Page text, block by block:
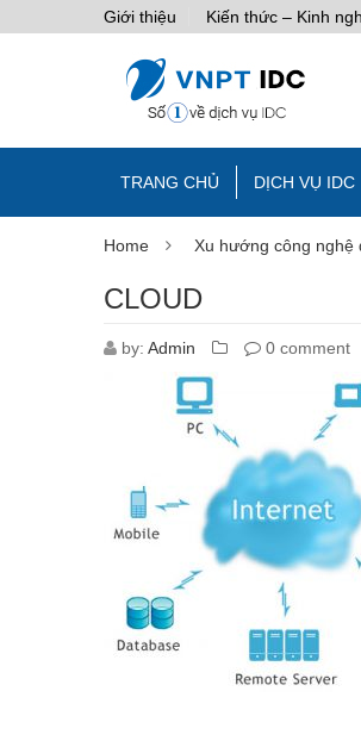
Giới thiệu Kiến thức – Kinh
TRANG CHỦ DỊCH VỤ IDC
Home Xu hướng công nghệ
CLOUD
by: Admin 0 comment